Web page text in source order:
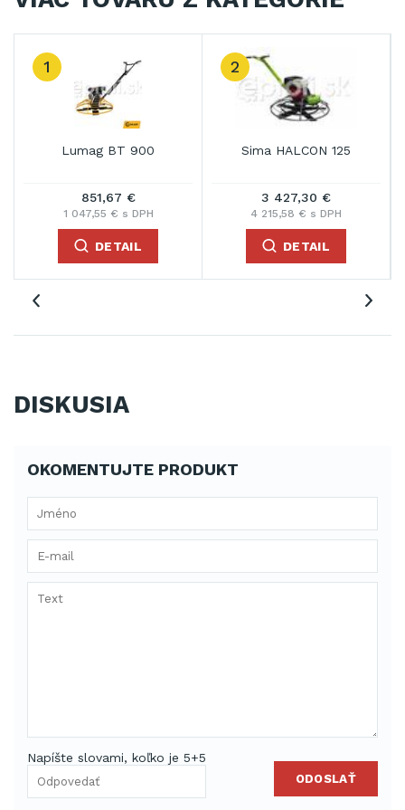
1
Lumag BT 900
851,67 €
1 047,55 € s DPH
DETAIL
2
Sima HALCON 125
3 427,30 €
4 215,58 € s DPH
DETAIL
DISKUSIA
OKOMENTUJTE PRODUKT
Napíšte slovami, koľko je 5+5
ODOSLAŤ